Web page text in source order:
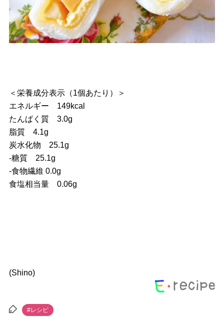
＜栄養成分表示（1個あたり）＞
エネルギー 149kcal
たんぱく質 3.0g
脂質 4.1g
炭水化物 25.1g
‐糖質 25.1g
‐食物繊維 0.0g
食塩相当量 0.06g
(Shino)
#レシピ